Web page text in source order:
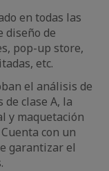
en todas las
diseño de
pop-up store,
etc.
el análisis de
clase A, la
y maquetación
con un
garantizar el